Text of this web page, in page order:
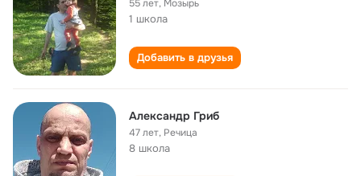
55 лет, Мозырь
1 школа
Добавить в друзья
Александр Гриб
47 лет, Речица
8 школа